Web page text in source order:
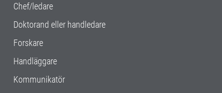
Chef/ledare
Doktorand eller handledare
Forskare
Handläggare
Kommunikatör